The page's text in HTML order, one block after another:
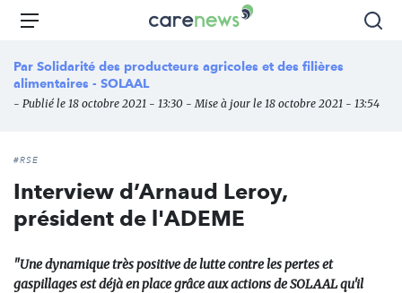
Aller
principal
Carenews,
média
acteurs
Menu
Par Solidarité des producteurs agricoles et des filières
alimentaires - SOLAAL
- Publié le 18 octobre 2021 - 13:30 - Mise à jour le 18 octobre 2021 - 13:54
#RSE
Interview d’Arnaud Leroy,
président de l'ADEME
"Une dynamique très positive de lutte contre les pertes et
gaspillages est déjà en place grâce aux actions de SOLAAL qu'il